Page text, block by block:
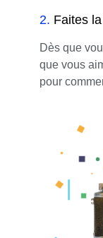
2. Faites
Dès que
que vous
pour